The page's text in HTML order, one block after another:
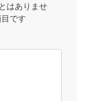
はありませ
です